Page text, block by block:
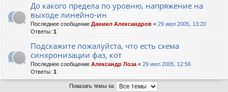
До какого предела по уровню, напряжение на
выходе линейно-ин
Последнее сообщение Даниил Александров « 29 июл 2005, 13:20
Ответы: 1
Подскажите пожалуйста, что есть схема
синхронизации фаз, кот
Последнее сообщение Александр Лоза « 29 июл 2005, 12:56
Ответы: 1
Показать темы за: